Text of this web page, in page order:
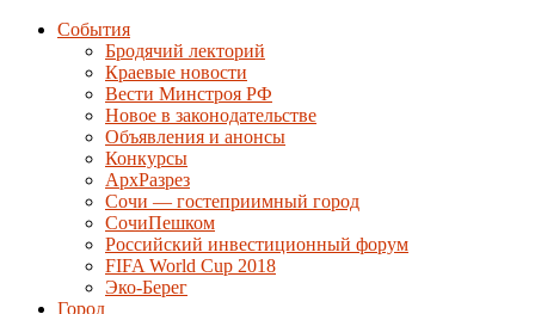
События
Бродячий лекторий
Краевые новости
Вести Минстроя РФ
Новое в законодательстве
Объявления и анонсы
Конкурсы
АрхРазрез
Сочи — гостеприимный город
СочиПешком
Российский инвестиционный форум
FIFA World Cup 2018
Эко-Берег
Город